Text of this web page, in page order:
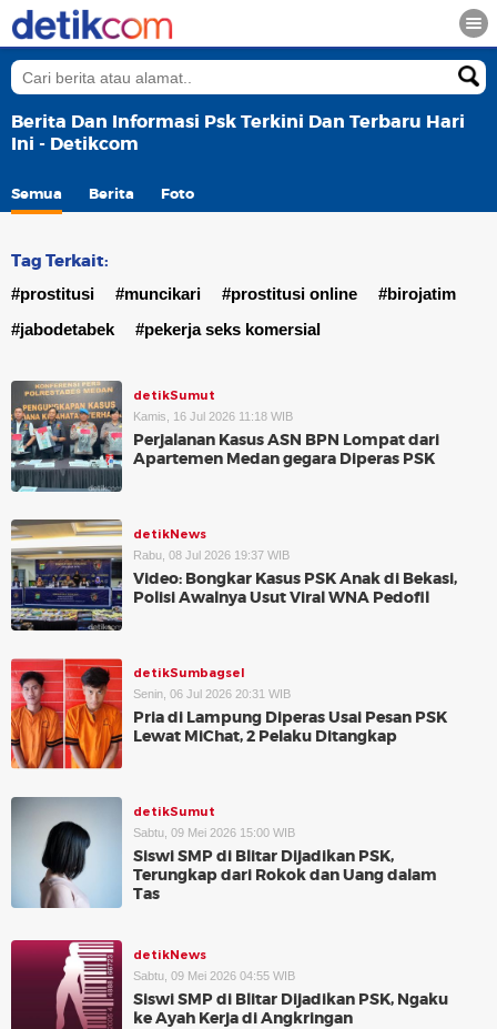
Berita Dan Informasi Psk Terkini Dan Terbaru Hari
Ini - Detikcom
Semua Berita Foto
Tag Terkait:
#prostitusi #muncikari #prostitusi online
#birojatim
#jabodetabek
#pekerja seks komersial
detikSumut
Kamis, 16 Jul 2026 11:18 WIB
Perjalanan Kasus ASN BPN Lompat dari
Apartemen Medan gegara Diperas PSK
detikNews
Rabu, 08 Jul 2026 19:37 WIB
Video: Bongkar Kasus PSK Anak di Bekasi,
Polisi Awalnya Usut Viral WNA Pedofil
detikSumbagsel
Senin, 06 Jul 2026 20:31 WIB
Pria di Lampung Diperas Usai Pesan PSK
Lewat MiChat, 2 Pelaku Ditangkap
detikSumut
Sabtu, 09 Mei 2026 15:00 WIB
Siswi SMP di Blitar Dijadikan PSK,
Terungkap dari Rokok dan Uang dalam
Tas
detikNews
Sabtu, 09 Mei 2026 04:55 WIB
Siswi SMP di Blitar Dijadikan PSK, Ngaku
ke Ayah Kerja di Angkringan